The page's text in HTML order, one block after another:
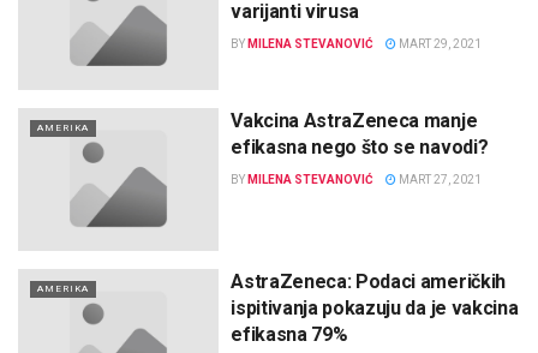
varijanti virusa
BY MILENA STEVANOVIĆ MART 29, 2021
AMERIKA
Vakcina AstraZeneca manje
efikasna nego što se navodi?
BY MILENA STEVANOVIĆ MART 27, 2021
AMERIKA
AstraZeneca: Podaci američkih
ispitivanja pokazuju da je vakcina
efikasna 79%